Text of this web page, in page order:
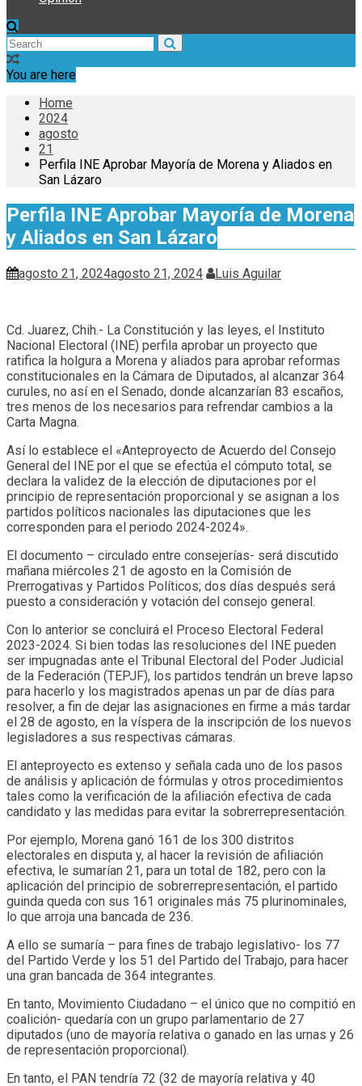
You are here
Home
2024
agosto
21
Perfila INE Aprobar Mayoría de Morena y Aliados en
San Lázaro
Perfila INE Aprobar Mayoría de Morena
y Aliados en San Lázaro
agosto 21, 2024agosto 21, 2024 Luis Aguilar
Cd. Juarez, Chih.- La Constitución y las leyes, el Instituto
Nacional Electoral (INE) perfila aprobar un proyecto que
ratifica la holgura a Morena y aliados para aprobar reformas
constitucionales en la Cámara de Diputados, al alcanzar 364
curules, no así en el Senado, donde alcanzarían 83 escaños,
tres menos de los necesarios para refrendar cambios a la
Carta Magna.
Así lo establece el «Anteproyecto de Acuerdo del Consejo
General del INE por el que se efectúa el cómputo total, se
declara la validez de la elección de diputaciones por el
principio de representación proporcional y se asignan a los
partidos políticos nacionales las diputaciones que les
corresponden para el periodo 2024-2024».
El documento – circulado entre consejerías- será discutido
mañana miércoles 21 de agosto en la Comisión de
Prerrogativas y Partidos Políticos; dos días después será
puesto a consideración y votación del consejo general.
Con lo anterior se concluirá el Proceso Electoral Federal
2023-2024. Si bien todas las resoluciones del INE pueden
ser impugnadas ante el Tribunal Electoral del Poder Judicial
de la Federación (TEPJF), los partidos tendrán un breve lapso
para hacerlo y los magistrados apenas un par de días para
resolver, a fin de dejar las asignaciones en firme a más tardar
el 28 de agosto, en la víspera de la inscripción de los nuevos
legisladores a sus respectivas cámaras.
El anteproyecto es extenso y señala cada uno de los pasos
de análisis y aplicación de fórmulas y otros procedimientos
tales como la verificación de la afiliación efectiva de cada
candidato y las medidas para evitar la sobrerrepresentación.
Por ejemplo, Morena ganó 161 de los 300 distritos
electorales en disputa y, al hacer la revisión de afiliación
efectiva, le sumarían 21, para un total de 182, pero con la
aplicación del principio de sobrerrepresentación, el partido
guinda queda con sus 161 originales más 75 plurinominales,
lo que arroja una bancada de 236.
A ello se sumaría – para fines de trabajo legislativo- los 77
del Partido Verde y los 51 del Partido del Trabajo, para hacer
una gran bancada de 364 integrantes.
En tanto, Movimiento Ciudadano – el único que no compitió en
coalición- quedaría con un grupo parlamentario de 27
diputados (uno de mayoría relativa o ganado en las urnas y 26
de representación proporcional).
En tanto, el PAN tendría 72 (32 de mayoría relativa y 40